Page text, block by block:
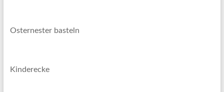
Osternester basteln
Kinderecke